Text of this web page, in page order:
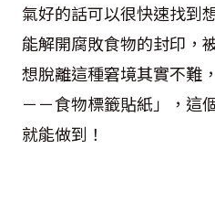
氣好的話可以很快速找到
能解開腐敗食物的封印，
想脫離這種窘境其實不難
－－食物標籤貼紙」，這
就能做到！